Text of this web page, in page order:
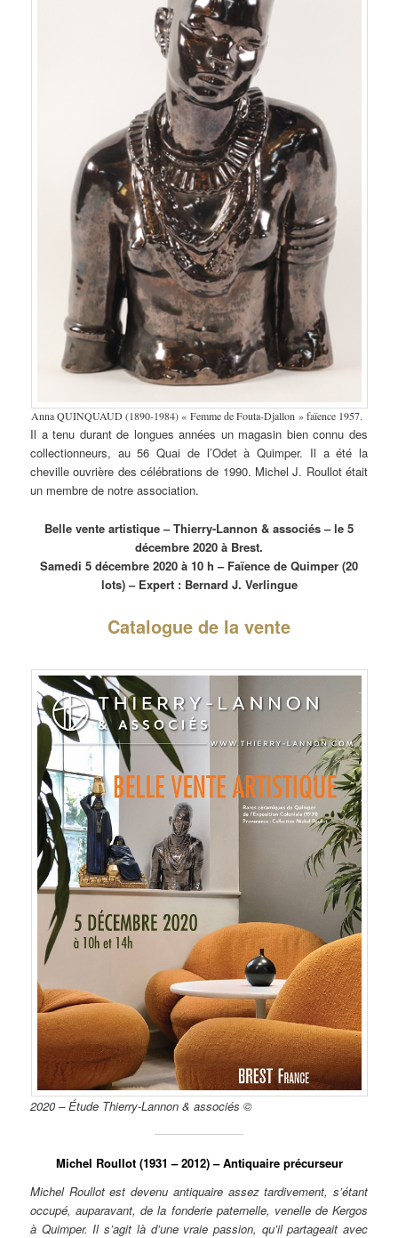
Anna QUINQUAUD (1890-1984) « Femme de Fouta-Djallon » faïence 1957.
Il a tenu durant de longues années un magasin bien connu des
collectionneurs, au 56 Quai de l’Odet à Quimper. Il a été la
cheville ouvrière des célébrations de 1990. Michel J. Roullot était
un membre de notre association.
Belle vente artistique – Thierry-Lannon & associés – le 5
décembre 2020 à Brest.
Samedi 5 décembre 2020 à 10 h – Faïence de Quimper (20
lots) – Expert : Bernard J. Verlingue
Catalogue de la vente
2020 – Étude Thierry-Lannon & associés ©
Michel Roullot (1931 – 2012) – Antiquaire précurseur
Michel Roullot est devenu antiquaire assez tardivement, s’étant
occupé, auparavant, de la fonderie paternelle, venelle de Kergos
à Quimper. Il s’agit là d’une vraie passion, qu’il partageait avec